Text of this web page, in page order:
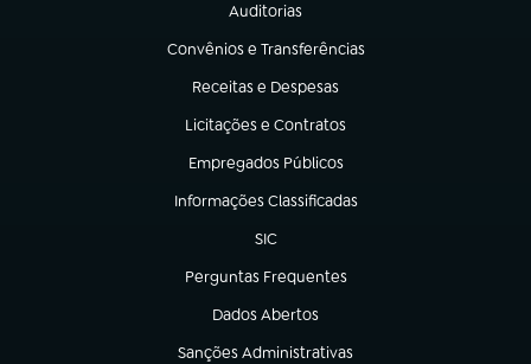
Auditorias
(abre em nova aba)
Convênios e Transferências
(abre em nova aba)
Receitas e Despesas
(abre em nova aba)
Licitações e Contratos
(abre em nova aba)
Empregados Públicos
(abre em nova aba)
Informações Classificadas
(abre em nova aba)
SIC
(abre em nova aba)
Perguntas Frequentes
(abre em nova aba)
Dados Abertos
(abre em nova aba)
Sanções Administrativas